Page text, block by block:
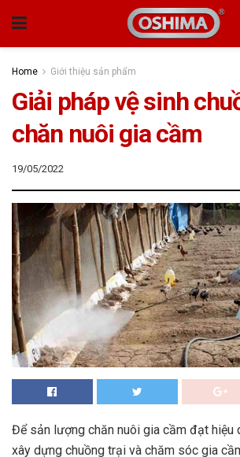
Home Giới thiệu sản phẩm
Giải pháp vệ sinh
chăn nuôi gia cầm
19/05/2022
Để sản lượng chăn nuôi gia cầm đạt hiệu
xây dựng chuồng trại và chăm sóc gia